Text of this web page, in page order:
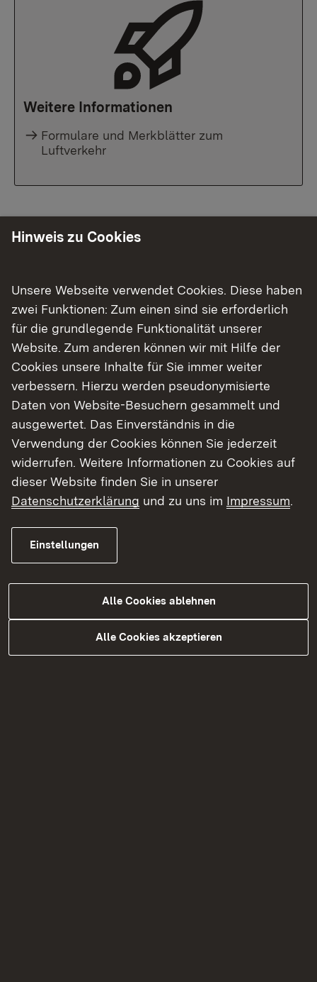
Weitere Informationen
Formulare und Merkblätter zum
Luftverkehr
Portrait Inspektorin für Flugplätze
Spannende Berufe im öffentlichen Dienst gibt
es viele. In Kooperation mit der BBBank
stellen wir Ihnen dieses Mal Leonie Thoma
vor.
Hier gehts zum Video
Hinweis zu Cookies
Unsere Webseite verwendet Cookies. Diese haben
zwei Funktionen: Zum einen sind sie erforderlich
für die grundlegende Funktionalität unserer
Website. Zum anderen können wir mit Hilfe der
Cookies unsere Inhalte für Sie immer weiter
verbessern. Hierzu werden pseudonymisierte
Daten von Website-Besuchern gesammelt und
ausgewertet. Das Einverständnis in die
Verwendung der Cookies können Sie jederzeit
widerrufen. Weitere Informationen zu Cookies auf
dieser Website finden Sie in unserer
Datenschutzerklärung und zu uns im Impressum.
Einstellungen
Alle Cookies ablehnen
Alle Cookies akzeptieren